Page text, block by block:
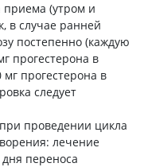
приема (утром и
в случае ранней
постепенно (каждую
прогестерона в
мг прогестерона в
следует
проведении цикла
лечение
переноса